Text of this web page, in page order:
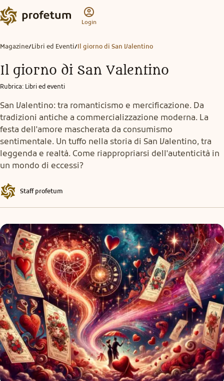
Login
Magazine/Libri ed Eventi/Il giorno di San Valentino
Il giorno di San Valentino
Rubrica: Libri ed eventi
San Valentino: tra romanticismo e mercificazione. Da
tradizioni antiche a commercializzazione moderna. La
festa dell'amore mascherata da consumismo
sentimentale. Un tuffo nella storia di San Valentino, tra
leggenda e realtà. Come riappropriarsi dell'autenticità in
un mondo di eccessi?
Staff profetum